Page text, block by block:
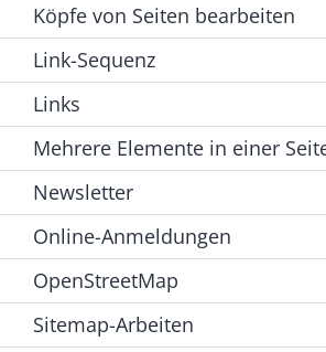
Köpfe von Seiten bearbeiten
Link-Sequenz
Links
Mehrere Elemente in einer
Newsletter
Online-Anmeldungen
OpenStreetMap
Sitemap-Arbeiten